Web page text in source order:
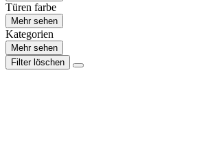
Türen farbe
Mehr sehen
Kategorien
Mehr sehen
Filter löschen